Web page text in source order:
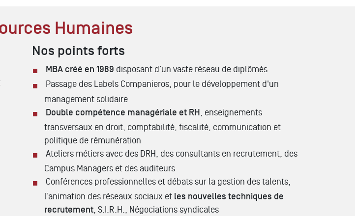
Humaines
Nos points forts
MBA créé en 1989 disposant d’un vaste réseau de diplômés
Passage des Labels Companieros, pour le développement d'un
management solidaire
Double compétence managériale et RH , enseignements
transversaux en droit, comptabilité, fiscalité, communication et
politique de rémunération
Ateliers métiers avec des DRH, des consultants en recrutement, des
Campus Managers et des auditeurs
Conférences professionnelles et débats sur la gestion des talents,
l’animation des réseaux sociaux et les nouvelles techniques de
recrutement, S.I.R.H., Négociations syndicales